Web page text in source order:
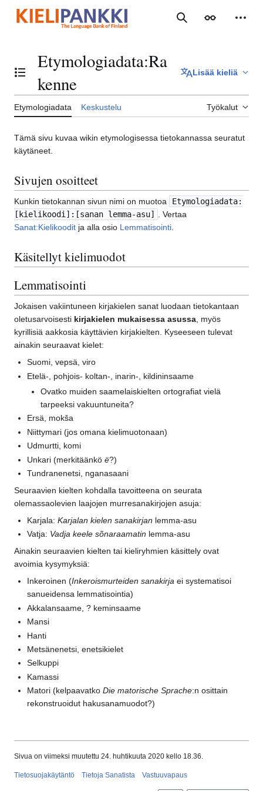
sisältöön
Haku Ulkoasu
Vaihda sisällysluettelo
Etymologiadata:Ra
kenne
Lisää kieliä
Etymologiadata Keskustelu Työkalut
Tämä sivu kuvaa wikin etymologisessa tietokannassa seuratut
käytäneet.
Sivujen osoitteet
Kunkin tietokannan sivun nimi on muotoa
Etymologiadata:
[kielikoodi]:[sanan lemma-asu]
. Vertaa
Sanat:Kielikoodit ja alla osio Lemmatisointi
Käsitellyt kielimuodot
Lemmatisointi
Jokaisen vakiintuneen kirjakielen sanat luodaan tietokantaan
oletusarvoisesti kirjakielen mukaisessa asussa, myös
kyrillisiä aakkosia käyttävien kirjakielten. Kyseeseen tulevat
ainakin seuraavat kielet:
Suomi, vepsä, viro
Etelä-, pohjois- koltan-, inarin-, kildininsaame
Ovatko muiden saamelaiskielten ortografiat vielä
tarpeeksi vakuuntuneita?
Ersä, mokša
Niittymari (jos omana kielimuotonaan)
Udmurtti, komi
Unkari (merkitäänköë?)
Tundranenetsi, nganasaani
Seuraavien kielten kohdalla tavoitteena on seurata
olemassaolevien laajojen murresanakirjojen asuja:
Karjala:Karjalan kielen sanakirjan lemma-asu
Vatja: Vadja keele sõnaraamatin lemma-asu
Ainakin seuraavien kielten tai kieliryhmien käsittely ovat
avoimia kysymyksiä:
Inkeroinen (Inkeroismurteiden sanakirja ei systematisoi
sanueidensa lemmatisointia)
Akkalansaame, ? keminsaame
Mansi
Hanti
Metsänenetsi, enetsikielet
Selkuppi
Kamassi
Matori (kelpaavatkoDie matorische Sprache:n osittain
rekonstruoidut hakusanamuodot?)
Sivua on viimeksi muutettu 24. huhtikuuta 2020 kello 18.36.
Tietosuojakäytäntö Tietoja Sanatista Vastuuvapaus